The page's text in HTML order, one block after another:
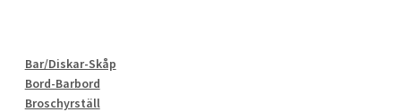
Bar/Diskar-Skåp
Bord-Barbord
Broschyrställ